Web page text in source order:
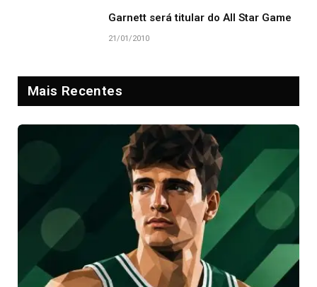
Garnett será titular do All Star Game
21/01/2010
Mais Recentes